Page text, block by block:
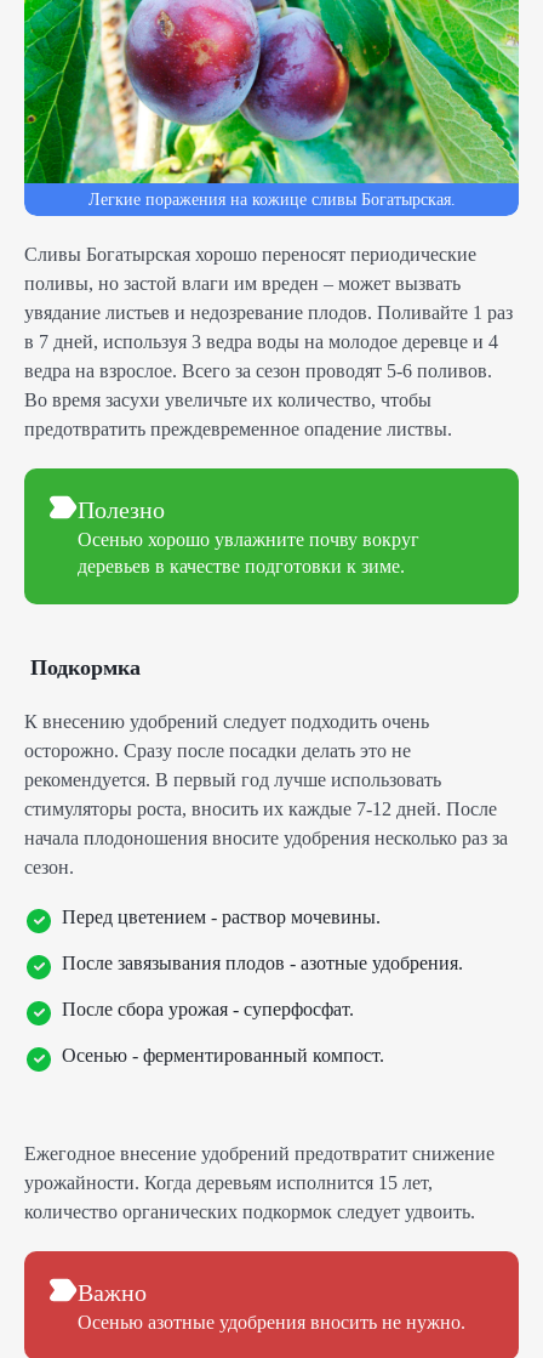
Легкие поражения на кожице сливы Богатырская.
Сливы Богатырская хорошо переносят периодические
поливы, но застой влаги им вреден – может вызвать
увядание листьев и недозревание плодов. Поливайте 1 раз
в 7 дней, используя 3 ведра воды на молодое деревце и 4
ведра на взрослое. Всего за сезон проводят 5-6 поливов.
Во время засухи увеличьте их количество, чтобы
предотвратить преждевременное опадение листвы.
Полезно
Осенью хорошо увлажните почву вокруг
деревьев в качестве подготовки к зиме.
Подкормка
К внесению удобрений следует подходить очень
осторожно. Сразу после посадки делать это не
рекомендуется. В первый год лучше использовать
стимуляторы роста, вносить их каждые 7-12 дней. После
начала плодоношения вносите удобрения несколько раз за
сезон.
Перед цветением - раствор мочевины.
После завязывания плодов - азотные удобрения.
После сбора урожая - суперфосфат.
Осенью - ферментированный компост.
Ежегодное внесение удобрений предотвратит снижение
урожайности. Когда деревьям исполнится 15 лет,
количество органических подкормок следует удвоить.
Важно
Осенью азотные удобрения вносить не нужно.